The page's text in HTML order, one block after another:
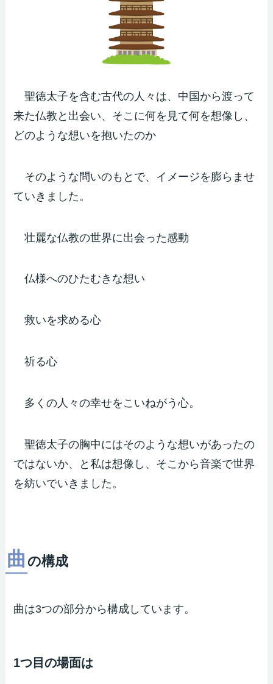
聖徳太子を含む古代の人々は、中国から渡って
来た仏教と出会い、そこに何を見て何を想像し、
どのような想いを抱いたのか
そのような問いのもとで、イメージを膨らませ
ていきました。
壮麗な仏教の世界に出会った感動
仏様へのひたむきな想い
救いを求める心
祈る心
多くの人々の幸せをこいねがう心。
聖徳太子の胸中にはそのような想いがあったの
ではないか、と私は想像し、そこから音楽で世界
を紡いでいきました。
曲 の構成
曲は3つの部分から構成しています。
1つ目の場面は